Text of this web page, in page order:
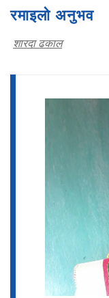
रमाइलो अनुभव
शारदा ढकाल